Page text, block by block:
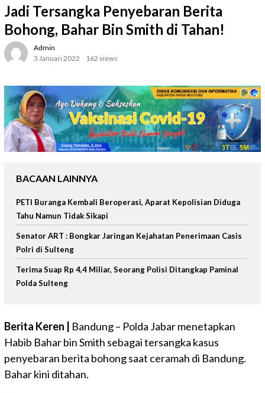
Jadi Tersangka Penyebaran Berita
Bohong, Bahar Bin Smith di Tahan!
Admin
3 Januari 2022
162 views
BACAAN LAINNYA
PETI Buranga Kembali Beroperasi, Aparat Kepolisian Diduga
Tahu Namun Tidak Sikapi
Senator ART : Bongkar Jaringan Kejahatan Penerimaan Casis
Polri di Sulteng
Terima Suap Rp 4,4 Miliar, Seorang Polisi Ditangkap Paminal
Polda Sulteng
Berita Keren | Bandung – Polda Jabar menetapkan
Habib Bahar bin Smith sebagai tersangka kasus
penyebaran berita bohong saat ceramah di Bandung.
Bahar kini ditahan.